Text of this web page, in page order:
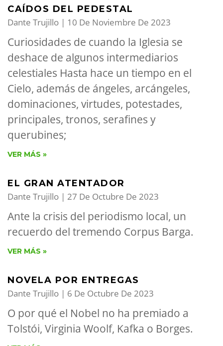
CAÍDOS DEL PEDESTAL
Dante Trujillo 10 De Noviembre De 2023
Curiosidades de cuando la Iglesia se
deshace de algunos intermediarios
celestiales Hasta hace un tiempo en el
Cielo, además de ángeles, arcángeles,
dominaciones, virtudes, potestades,
principales, tronos, serafines y
querubines;
VER MÁS »
EL GRAN ATENTADOR
Dante Trujillo 27 De Octubre De 2023
Ante la crisis del periodismo local, un
recuerdo del tremendo Corpus Barga.
VER MÁS »
NOVELA POR ENTREGAS
Dante Trujillo 6 De Octubre De 2023
O por qué el Nobel no ha premiado a
Tolstói, Virginia Woolf, Kafka o Borges.